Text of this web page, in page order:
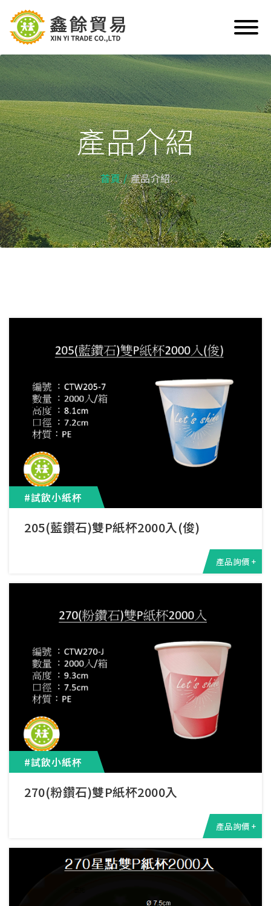
產品介紹
首頁 產品介紹
#試飲小紙杯
205(藍鑽石)雙P紙杯2000入(俊)
產品詢價 +
#試飲小紙杯
270(粉鑽石)雙P紙杯2000入
產品詢價 +